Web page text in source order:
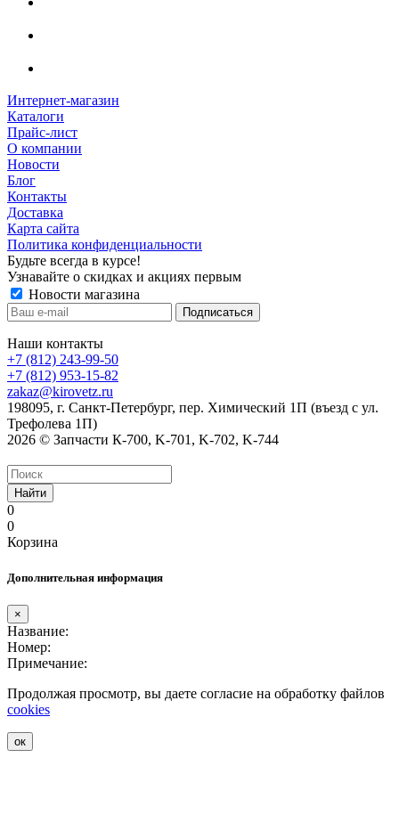
Интернет-магазин
Каталоги
Прайс-лист
О компании
Новости
Блог
Контакты
Доставка
Карта сайта
Политика конфиденциальности
Будьте всегда в курсе!
Узнавайте о скидках и акциях первым
Новости магазина
Наши контакты
+7 (812) 243-99-50
+7 (812) 953-15-82
zakaz@kirovetz.ru
198095, г. Санкт-Петербург, пер. Химический 1П (въезд с ул.
Трефолева 1П)
2026 © Запчасти К-700, K-701, K-702, K-744
Найти
0
0
Корзина
Дополнительная информация
×
Название:
Номер:
Примечание:
Продолжая просмотр, вы даете согласие на обработку файлов
cookies
ок